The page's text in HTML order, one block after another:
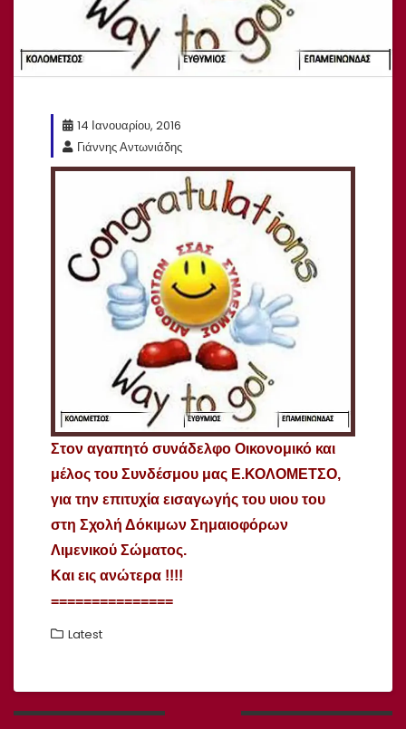
14 Ιανουαρίου, 2016
Γιάννης Αντωνιάδης
Στον αγαπητό συνάδελφο Οικονομικό και
μέλος του Συνδέσμου μας Ε.ΚΟΛΟΜΕΤΣΟ,
για την επιτυχία εισαγωγής του υιου του
στη Σχολή Δόκιμων Σημαιοφόρων
Λιμενικού Σώματος.
Και εις ανώτερα !!!!
===============
Latest
Πλοήγηση